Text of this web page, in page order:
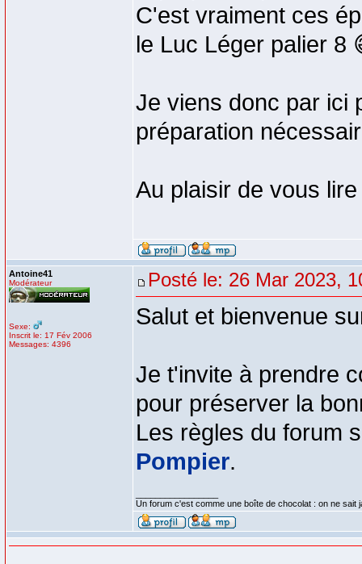
C'est vraiment ces
le Luc Léger palier 8
Je viens donc par ici
préparation
Au plaisir de vous lire
Antoine41
Modérateur
Sexe:
Inscrit le: 17 Fév 2006
Messages: 4396
Posté le: 26 Mar 2023,
Salut et bienvenue
Je t'invite à prendre
pour préserver la
Les règles du forum
Pompier.
Un forum c'est comme une boîte de chocolat : on ne sait